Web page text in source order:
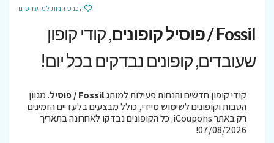
הכנס חנות למועדפים
Fossil / פוסיל קופונים
, קודי קופון
שעובדים, קופונים נבדקים בכל יום!
קודי קופון חדשים והנחות פעילות למותגFossil / פוסיל
. מגוון
הטבות וקופונים לשימוש מיידי, כולל מבצעים בלעדיים הזמינים
רק באתר iCoupons. כל הקופונים נבדקו לאחרונה בתאריך
07/08/2026!